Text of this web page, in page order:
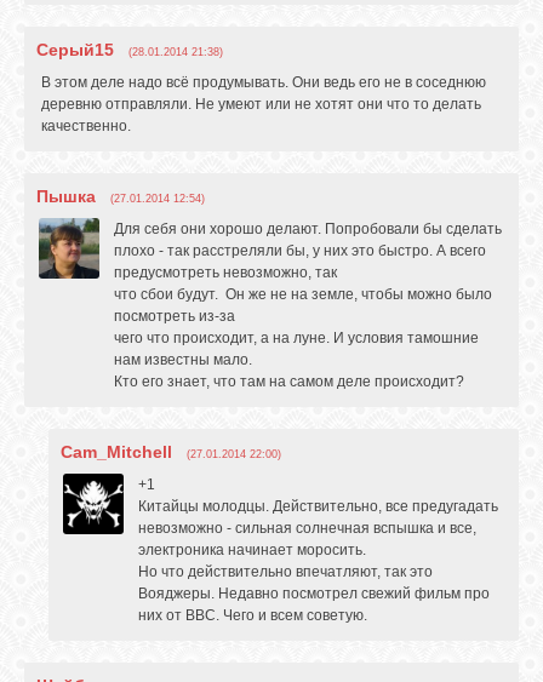
Серый15 (28.01.2014 21:38)
В этом деле надо всё продумывать. Они ведь его не в соседнюю
деревню отправляли. Не умеют или не хотят они что то делать
качественно.
Пышка (27.01.2014 12:54)
Для себя они хорошо делают. Попробовали бы сделать
плохо - так расстреляли бы, у них это быстро. А всего
предусмотреть невозможно, так
что сбои будут. Он же не на земле, чтобы можно было
посмотреть из-за
чего что происходит, а на луне. И условия тамошние
нам известны мало.
Кто его знает, что там на самом деле происходит?
Cam_Mitchell (27.01.2014 22:00)
+1
Китайцы молодцы. Действительно, все предугадать
невозможно - сильная солнечная вспышка и все,
электроника начинает моросить.
Но что действительно впечатляют, так это
Вояджеры. Недавно посмотрел свежий фильм про
них от ВВС. Чего и всем советую.